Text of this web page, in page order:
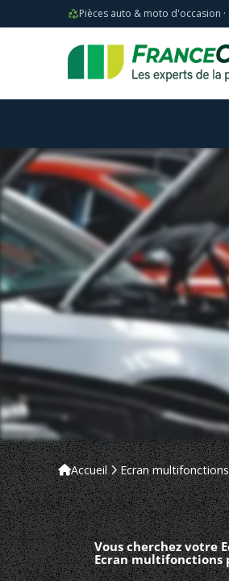
Pièces auto & moto d'occasion
Accueil Ecran multifonctions
Vous cherchez votre
Ecran multifonctions